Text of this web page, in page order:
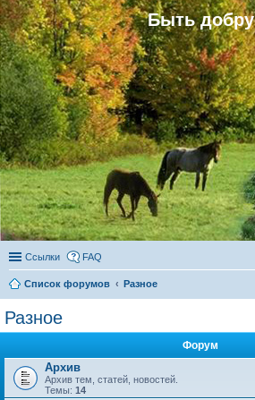
Быть добру
Ссылки FAQ
Список форумов
Разное
Разное
Форум
Архив
Архив тем, статей, новостей.
Темы: 14